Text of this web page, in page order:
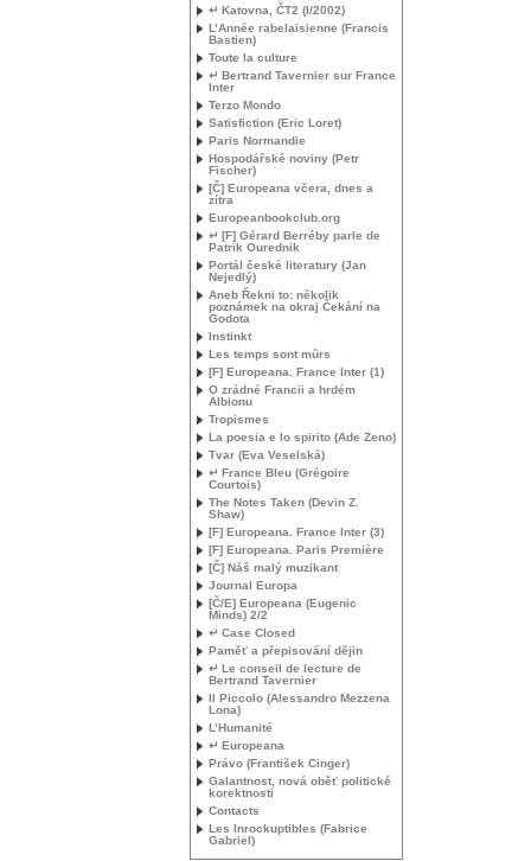
↵ Katovna, ČT2 (I/2002)
L’Année rabelaisienne (Francis
Bastien)
Toute la culture
↵ Bertrand Tavernier sur France
Inter
Terzo Mondo
Satisfiction (Eric Loret)
Paris Normandie
Hospodářské noviny (Petr
Fischer)
[Č] Europeana včera, dnes a
zítra
Europeanbookclub.org
↵ [F] Gérard Berréby parle de
Patrik Ourednik
Portál české literatury (Jan
Nejedlý)
Aneb Řekni to: několik
poznámek na okraj Čekání na
Godota
Instinkt
Les temps sont mûrs
[F] Europeana. France Inter (1)
O zrádné Francii a hrdém
Albionu
Tropismes
La poesia e lo spirito (Ade Zeno)
Tvar (Eva Veselská)
↵ France Bleu (Grégoire
Courtois)
The Notes Taken (Devin Z.
Shaw)
[F] Europeana. France Inter (3)
[F] Europeana. Paris Première
[Č] Náš malý muzikant
Journal Europa
[Č/E] Europeana (Eugenic
Minds) 2/2
↵ Case Closed
Paměť a přepisování dějin
↵ Le conseil de lecture de
Bertrand Tavernier
Il Piccolo (Alessandro Mezzena
Lona)
L’Humanité
↵ Europeana
Právo (František Cinger)
Galantnost, nová oběť politické
korektnosti
Contacts
Les Inrockuptibles (Fabrice
Gabriel)